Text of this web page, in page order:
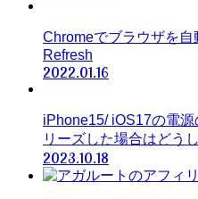
Chromeでブラウザを
Refresh
2022.01.16
iPhone15/ iOS17の電
リーズした場合はどう
2023.10.18